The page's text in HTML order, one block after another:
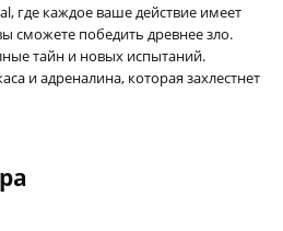
где каждое ваше действие имеет
сможете победить древнее зло.
тайн и новых испытаний.
и адреналина, которая захлестнет